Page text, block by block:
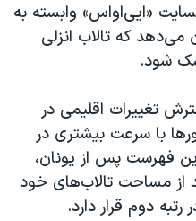
«ایی‌او‌اس» وابسته به
می‌دهد که تالاب انزلی
تغییرات اقلیمی در
با سرعت بیشتری در
فهرست پس از یونان،
از دست دادن ۱۴ درصد از مساحت تالاب‌های خود